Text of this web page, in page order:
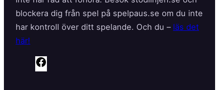
blockera dig från spel på spelpaus.se om du inte
har kontroll över ditt spelande. Och du – läs det
här!